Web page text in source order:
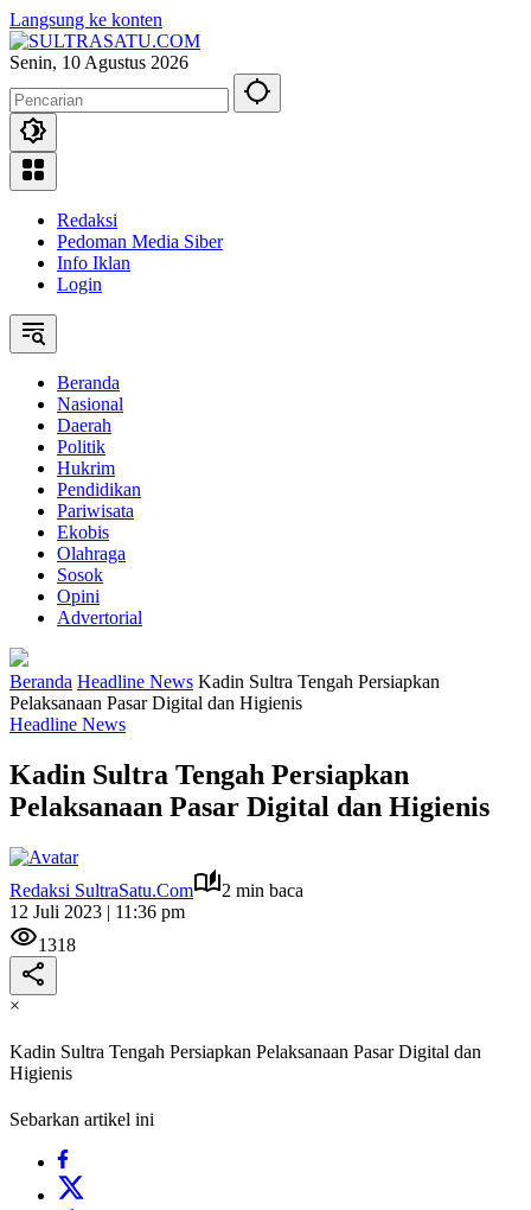
Langsung ke konten
Senin, 10 Agustus 2026
Redaksi
Pedoman Media Siber
Info Iklan
Login
Beranda
Nasional
Daerah
Politik
Hukrim
Pendidikan
Pariwisata
Ekobis
Olahraga
Sosok
Opini
Advertorial
Beranda Headline News Kadin Sultra Tengah Persiapkan
Pelaksanaan Pasar Digital dan Higienis
Headline News
Kadin Sultra Tengah Persiapkan
Pelaksanaan Pasar Digital dan Higienis
Redaksi SultraSatu.Com
2 min baca
12 Juli 2023 | 11:36 pm
1318
×
Kadin Sultra Tengah Persiapkan Pelaksanaan Pasar Digital dan
Higienis
Sebarkan artikel ini